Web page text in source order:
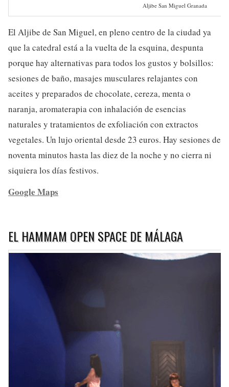
Aljibe San Miguel Granada
El Aljibe de San Miguel, en pleno centro de la ciudad ya
que la catedral está a la vuelta de la esquina, despunta
porque hay alternativas para todos los gustos y bolsillos:
sesiones de baño, masajes musculares relajantes con
aceites y preparados de chocolate, cereza, menta o
naranja, aromaterapia con inhalación de esencias
naturales y tratamientos de exfoliación con extractos
vegetales. Un lujo oriental desde 23 euros. Hay sesiones de
noventa minutos hasta las diez de la noche y no cierra ni
siquiera los días festivos.
Google Maps
EL HAMMAM OPEN SPACE DE MÁLAGA